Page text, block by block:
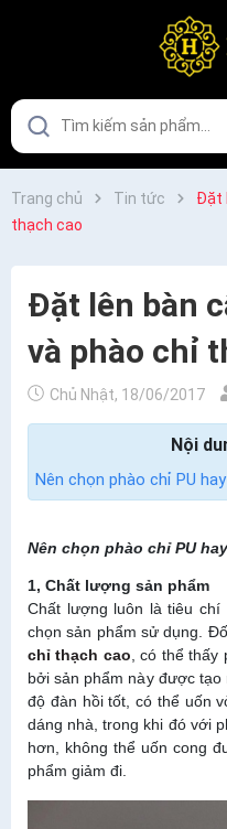
Trang chủ Tin tức
Đặt
thạch cao
Đặt lên bàn
và phào chỉ
Chủ Nhật, 18/06/2017
Nội
Nên chọn phào chỉ PU
Nên chọn phào chỉ PU
1, Chất lượng sản phẩm
Chất lượng luôn là tiêu
chọn sản phẩm sử dụng.
chỉ thạch cao, có thể thấy
bởi sản phẩm này được
độ đàn hồi tốt, có thể uốn
dáng nhà, trong khi đó với
hơn, không thể uốn cong
phẩm giảm đi.